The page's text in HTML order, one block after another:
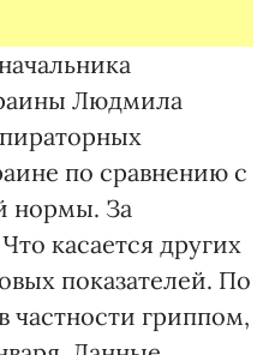
Людмила
по сравнению с
нормы. За
касается других
показателей. По
частности гриппом,